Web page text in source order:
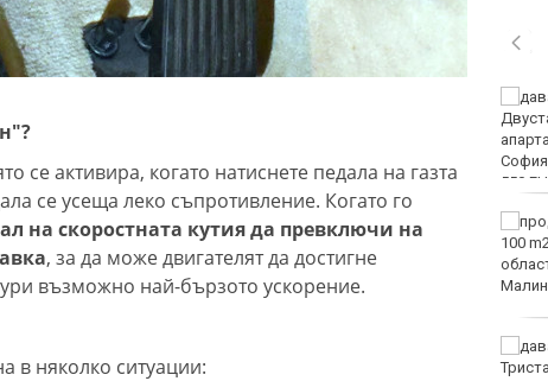
се активира, когато натиснете педала на газта
се усеща леко съпротивление. Когато го
на скоростната кутия да превключи на
, за да може двигателят да достигне
възможно най-бързото ускорение.
в няколко ситуации:
Виц на деня - 8 август